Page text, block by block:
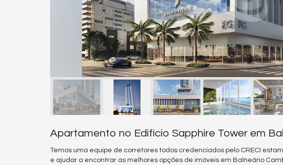
Apartamento no Edifício Sapphire Tower em
Temos uma equipe de corretores todos credenciados pelo CRECI
e ajudar a encontrar as melhores opções de imóveis em Balneário